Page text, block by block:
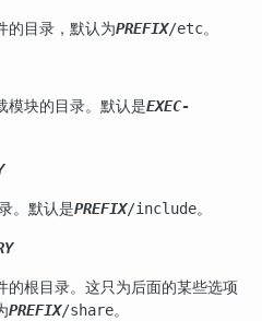
的目录，默认为PREFIX/etc。
模块的目录。默认是EXEC-
。默认是PREFIX/include。
的根目录。这只为后面的某些选项
PREFIX/share。